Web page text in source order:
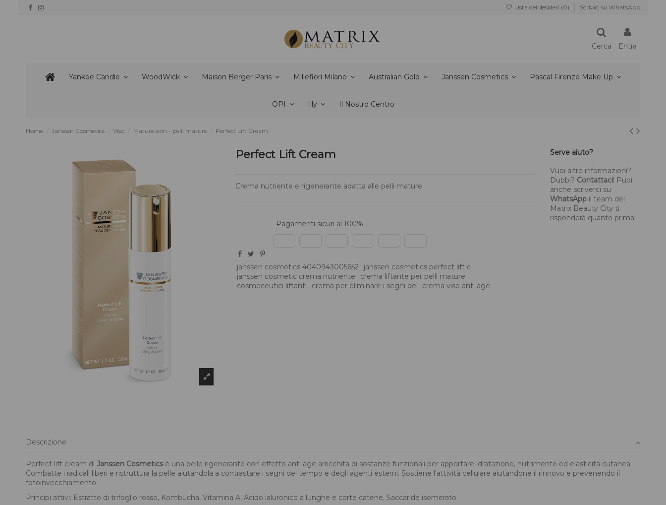
Lista dei desideri (0) Scrivici su WhatsApp
Cerca Entra
Yankee Candle WoodWick Maison Berger Paris Millefiori Milano Australian Gold Janssen Cosmetics Pascal Firenze Make Up
OPI Illy Il Nostro Centro
Home Janssen Cosmetics Viso Mature skin - pelli mature Perfect Lift Cream
Perfect Lift Cream
Crema nutriente e rigenerante adatta alle pelli mature
Pagamenti sicuri al 100%
janssen cosmetics 4040943005652
janssen cosmetics perfect lift c
janssen cosmetic crema nutriente
crema liftante per pelli mature
cosmeceutici liftanti
crema per eliminare i segni del crema viso anti age
Serve aiuto?
Vuoi altre informazioni?
Dubbi? Contattaci! Puoi
anche scriverci su
WhatsApp il team del
Matrix Beauty City ti
risponderà quanto prima!
Descrizione
Perfect lift cream di Janssen Cosmeticsè una pelle rigenerante con effetto anti age arricchita di sostanze funzionali per apportare idratazione, nutrimento ed elasticità cutanea.
Combatte i radicali liberi e ristruttura la pelle aiutandola a contrastare i segni del tempo e degli agenti esterni. Sostiene l'attività cellulare aiutandone il rinnovo e prevenendo il
fotoinvecchiamento
Principi attivi: Estratto di trifoglio rosso, Kombucha, Vitamina A, Acido ialuronico a lunghe e corte catene, Saccaride isomerato